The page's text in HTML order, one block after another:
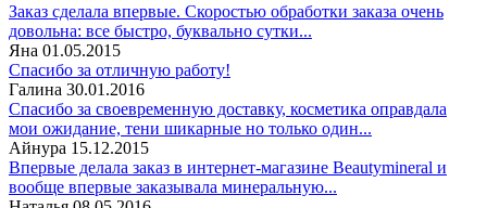
Заказ сделала впервые. Скоростью обработки заказа очень
довольна: все быстро, буквально сутки...
Яна 01.05.2015
Спасибо за отличную работу!
Галина 30.01.2016
Спасибо за своевременную доставку, косметика оправдала
мои ожидание, тени шикарные но только один...
Айнура 15.12.2015
Впервые делала заказ в интернет-магазине Beautymineral и
вообще впервые заказывала минеральную...